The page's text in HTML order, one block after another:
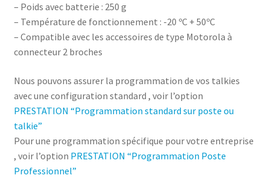
– Poids avec batterie : 250 g
– Température de fonctionnement : -20 ºC + 50ºC
– Compatible avec les accessoires de type Motorola à
connecteur 2 broches
Nous pouvons assurer la programmation de vos talkies
avec une configuration standard , voir l’option
PRESTATION “Programmation standard sur poste ou
talkie”
Pour une programmation spécifique pour votre entreprise
, voir l’option PRESTATION “Programmation Poste
Professionnel”